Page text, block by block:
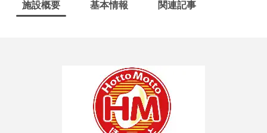
施設概要 基本情報 関連記事